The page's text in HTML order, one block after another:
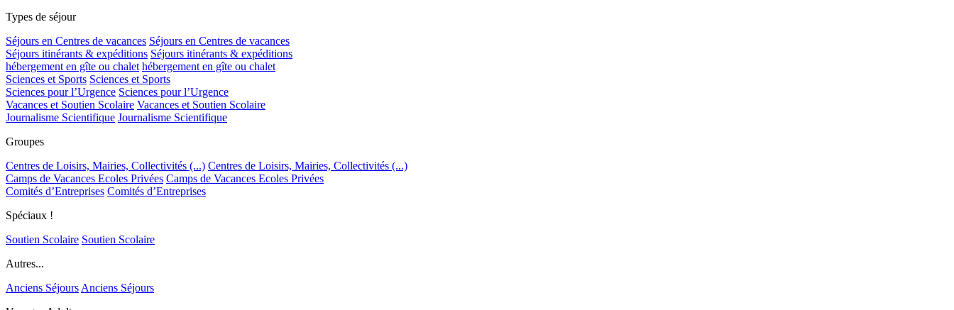
Types de séjour
Séjours en Centres de vacances Séjours en Centres de vacances
Séjours itinérants & expéditions Séjours itinérants & expéditions
hébergement en gîte ou chalet hébergement en gîte ou chalet
Sciences et Sports Sciences et Sports
Sciences pour l’Urgence Sciences pour l’Urgence
Vacances et Soutien Scolaire Vacances et Soutien Scolaire
Journalisme Scientifique Journalisme Scientifique
Groupes
Centres de Loisirs, Mairies, Collectivités (...) Centres de Loisirs, Mairies, Collectivités (...)
Camps de Vacances Ecoles Privées Camps de Vacances Ecoles Privées
Comités d’Entreprises Comités d’Entreprises
Spéciaux !
Soutien Scolaire Soutien Scolaire
Autres...
Anciens SéjoursAnciens Séjours